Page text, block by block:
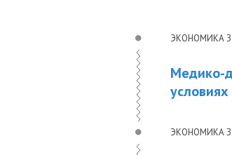
ЭКОНОМИКА
Медико-
ЭКОНОМИКА